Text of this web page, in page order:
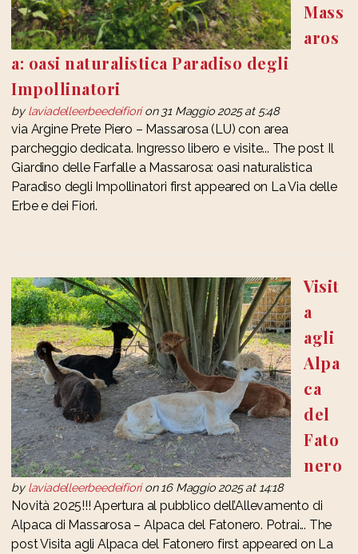
Mass
aros
a: oasi naturalistica Paradiso degli
Impollinatori
bylaviadelleerbeedeifiorion 31 Maggio 2025 at 5:48
via Argine Prete Piero – Massarosa (LU) con area
parcheggio dedicata. Ingresso libero e visite... The post Il
Giardino delle Farfalle a Massarosa: oasi naturalistica
Paradiso degli Impollinatori first appeared on La Via delle
Erbe e dei Fiori.
Visit
a
agli
Alpa
ca
del
Fato
nero
bylaviadelleerbeedeifiorion 16 Maggio 2025 at 14:18
Novità 2025!!! Apertura al pubblico dell’Allevamento di
Alpaca di Massarosa – Alpaca del Fatonero. Potrai... The
post Visita agli Alpaca del Fatonero first appeared on La